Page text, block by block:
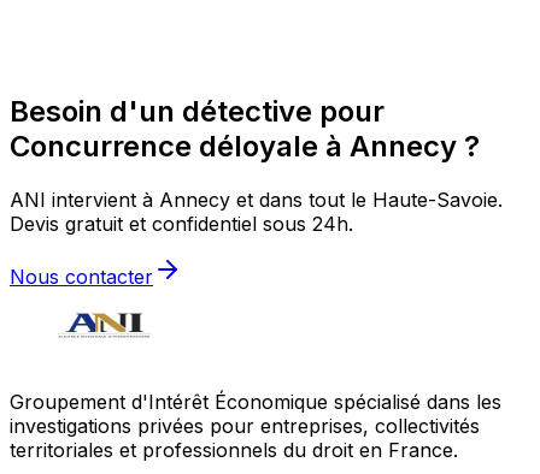
Besoin d'un détective pour
Concurrence déloyale à Annecy ?
ANI intervient à Annecy et dans tout le Haute-Savoie.
Devis gratuit et confidentiel sous 24h.
Nous contacter
Groupement d'Intérêt Économique spécialisé dans les
investigations privées pour entreprises, collectivités
territoriales et professionnels du droit en France.